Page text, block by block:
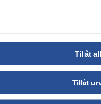
Tillåt
Tillåt